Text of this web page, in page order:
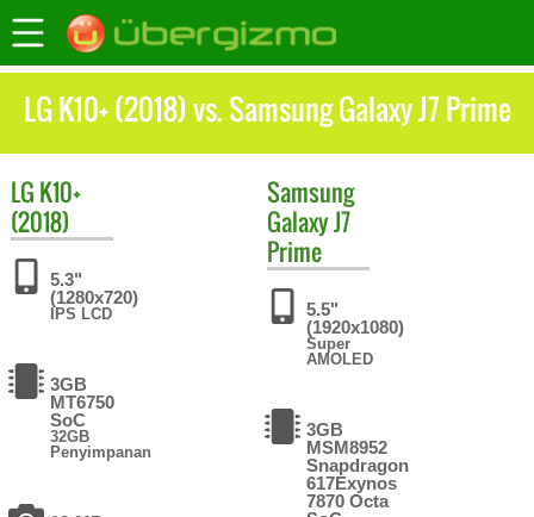
LG K10+ (2018) vs. Samsung Galaxy J7 Prime
LG K10+
(2018)
5.3"
(1280x720)
IPS LCD
3GB
MT6750
SoC
32GB
Penyimpanan
Samsung
Galaxy J7
Prime
5.5"
(1920x1080)
Super
AMOLED
3GB
MSM8952
Snapdragon
617Exynos
7870 Octa